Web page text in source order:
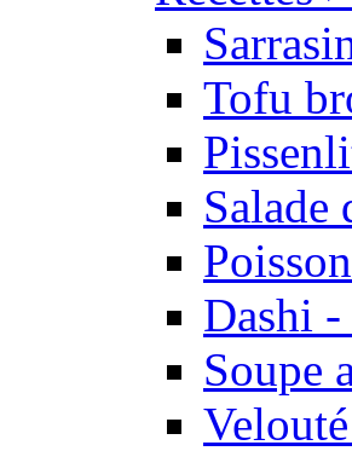
Tofu
Salade
Dashi
Soupe